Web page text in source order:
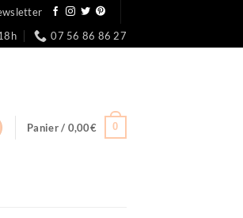
07 56 86 86 27
Panier / 0,00€ 0